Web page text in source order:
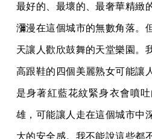
最好的、最壞的、最奢華精緻
瀰漫在這個城市的無數角落。
天讓人歡欣鼓舞的天堂樂園。
高跟鞋的四個美麗熟女可能讓
是身著紅藍花紋緊身衣會噴
雄 ，可能讓人走在這個城市中
大的安全感。我不能說這些都